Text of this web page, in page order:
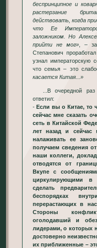
беспринципное и
растерзание
действовать, когда
что Ее
заложником. Но
прийти не мог», – за
Степанович
узнал императорскую
что семья – это
касается Китая...»
...В очередной раз пыхнув трубкой, Колокольцев
ответил:
- Если вы о Китае, то
сейчас мне сказать
сеть в Китайской
лет назад и сейчас
налаживать ее
получаем сведения
наши коллеги,
отводятся от
Вкупе с
циркулирующими
сделать
беспорядках
перерастающих в
Стороны
оголодавший и
лидерами, о которых
достоверно
их приближенные –